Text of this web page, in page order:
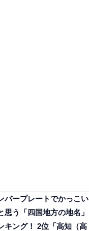
バープレートでかっこい
思う「四国地方の地名」
キング！ 2位「高知（高